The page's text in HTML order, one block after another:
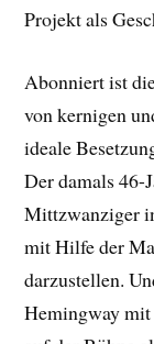
Projekt als
Abonniert ist
von kernigen
ideale
Der damals 46-
Mittzwanziger
mit Hilfe der
darzustellen.
Hemingway